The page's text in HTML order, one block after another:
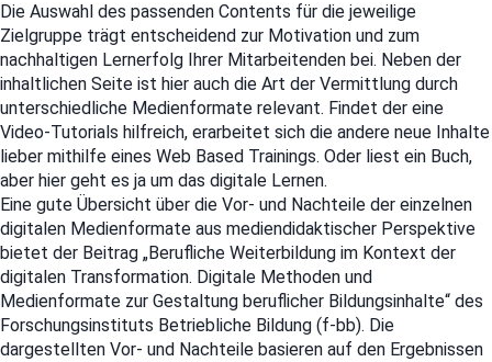
Die Auswahl des passenden Contents für die jeweilige
Zielgruppe trägt entscheidend zur Motivation und zum
nachhaltigen Lernerfolg Ihrer Mitarbeitenden bei. Neben der
inhaltlichen Seite ist hier auch die Art der Vermittlung durch
unterschiedliche Medienformate relevant. Findet der eine
Video-Tutorials hilfreich, erarbeitet sich die andere neue Inhalte
lieber mithilfe eines Web Based Trainings. Oder liest ein Buch,
aber hier geht es ja um das digitale Lernen.
Eine gute Übersicht über die Vor- und Nachteile der einzelnen
digitalen Medienformate aus mediendidaktischer Perspektive
bietet der Beitrag „Berufliche Weiterbildung im Kontext der
digitalen Transformation. Digitale Methoden und
Medienformate zur Gestaltung beruflicher Bildungsinhalte“ des
Forschungsinstituts Betriebliche Bildung (f-bb). Die
dargestellten Vor- und Nachteile basieren auf den Ergebnissen